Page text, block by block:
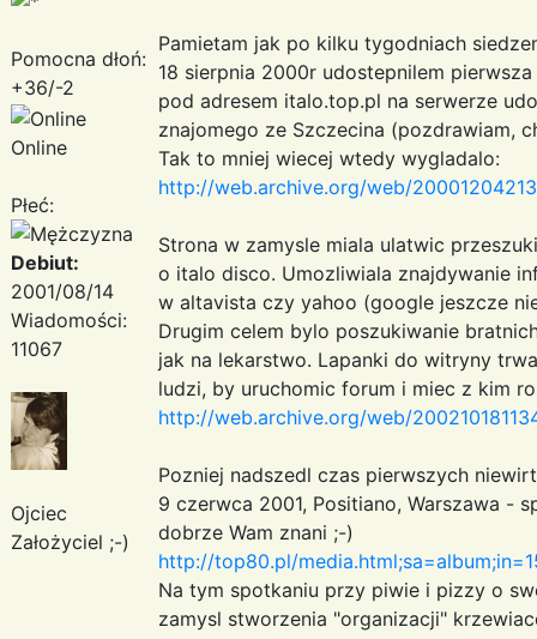
Pomocna dłoń:
+36/-2
Online
Płeć:
Debiut:
2001/08/14
Wiadomości:
11067
Ojciec
Założyciel ;-)
Pamietam jak po kilku tygodniach
18 sierpnia 2000r udostepnilem
pod adresem italo.top.pl na serwerze
znajomego ze Szczecina (pozdrawiam,
Tak to mniej wiecej wtedy wygladalo:
http://web.archive.org/web/
Strona w zamysle miala ulatwic
o italo disco. Umozliwiala znajdywanie
w altavista czy yahoo (google jeszcze
Drugim celem bylo poszukiwanie
jak na lekarstwo. Lapanki do witryny
ludzi, by uruchomic forum i miec z kim
http://web.archive.org/web/
Pozniej nadszedl czas pierwszych
9 czerwca 2001, Positiano, Warszawa -
dobrze Wam znani ;-)
http://top80.pl/
Na tym spotkaniu przy piwie i pizzy o
zamysl stworzenia "organizacji"